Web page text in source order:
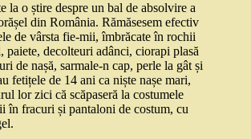
la o știre despre un bal de absolvire a
din România. Rămăsesem efectiv
de vârsta fie-mii, îmbrăcate în rochii
paiete, decolteuri adânci, ciorapi plasă
de nașă, sarmale-n cap, perle la gât și
fetițele de 14 ani ca niște nașe mari,
lor zici că scăpaseră la costumele
în fracuri și pantaloni de costum, cu